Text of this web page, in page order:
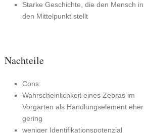
Starke Geschichte, die den Mensch in
den Mittelpunkt stellt
Nachteile
Cons:
Wahrscheinlichkeit eines Zebras im
Vorgarten als Handlungselement eher
gering
weniger Identifikationspotenzial